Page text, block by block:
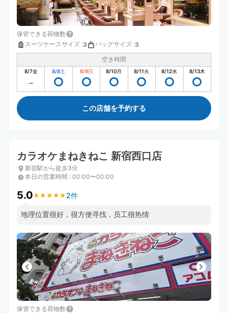
保管できる荷物数
スーツケースサイズ :3 バッグサイズ :3
空き時間
8/7金 8/8土 8/9日 8/10月 8/11火 8/12水 8/13木
この店舗を予約する
カラオケまねきねこ 新宿西口店
新宿駅から徒歩3分
本日の営業時間 : 00:00〜00:00
5.0★ ★ ★ ★ ★
★ ★ ★ ★ ★ 2件
地理位置很好，很方便寻找，员工很热情
保管できる荷物数